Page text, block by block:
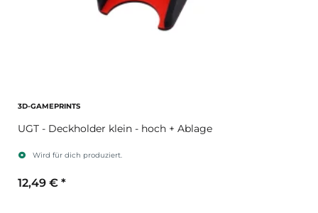
3D-GAMEPRINTS
UGT - Deckholder klein - hoch + Ablage
Wird für dich produziert.
12,49 € *